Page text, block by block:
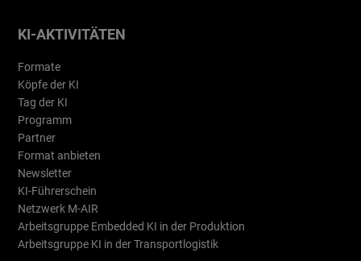
KI-AKTIVITÄTEN
Formate
Köpfe der KI
Tag der KI
Programm
Partner
Format anbieten
Newsletter
KI-Führerschein
Netzwerk M-AIR
Arbeitsgruppe Embedded KI in der Produktion
Arbeitsgruppe KI in der Transportlogistik